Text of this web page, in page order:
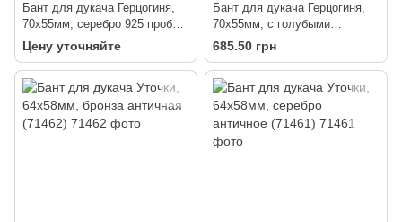
Бант для дукача Герцогиня,
70х55мм, серебро 925 пробы
(45124)
Цену уточняйте
Бант для дукача Герцогиня,
70х55мм, с голубыми
кабошонами (2501)
685.50 грн